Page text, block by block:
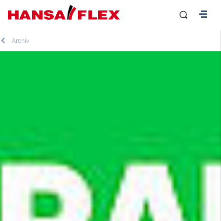
Archiv